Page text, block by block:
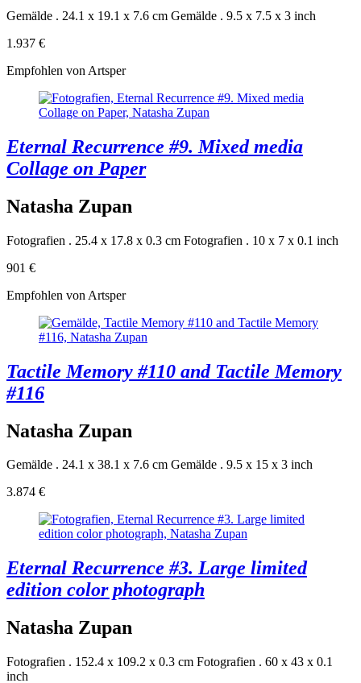
Gemälde . 24.1 x 19.1 x 7.6 cm Gemälde . 9.5 x 7.5 x 3 inch
1.937 €
Empfohlen von Artsper
Eternal Recurrence #9. Mixed media
Collage on Paper
Natasha Zupan
Fotografien . 25.4 x 17.8 x 0.3 cm Fotografien . 10 x 7 x 0.1 inch
901 €
Empfohlen von Artsper
Tactile Memory #110 and Tactile Memory
#116
Natasha Zupan
Gemälde . 24.1 x 38.1 x 7.6 cm Gemälde . 9.5 x 15 x 3 inch
3.874 €
Eternal Recurrence #3. Large limited
edition color photograph
Natasha Zupan
Fotografien . 152.4 x 109.2 x 0.3 cm Fotografien . 60 x 43 x 0.1
inch